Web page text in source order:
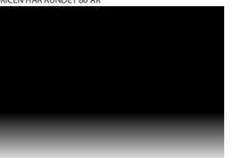
i pdf form her